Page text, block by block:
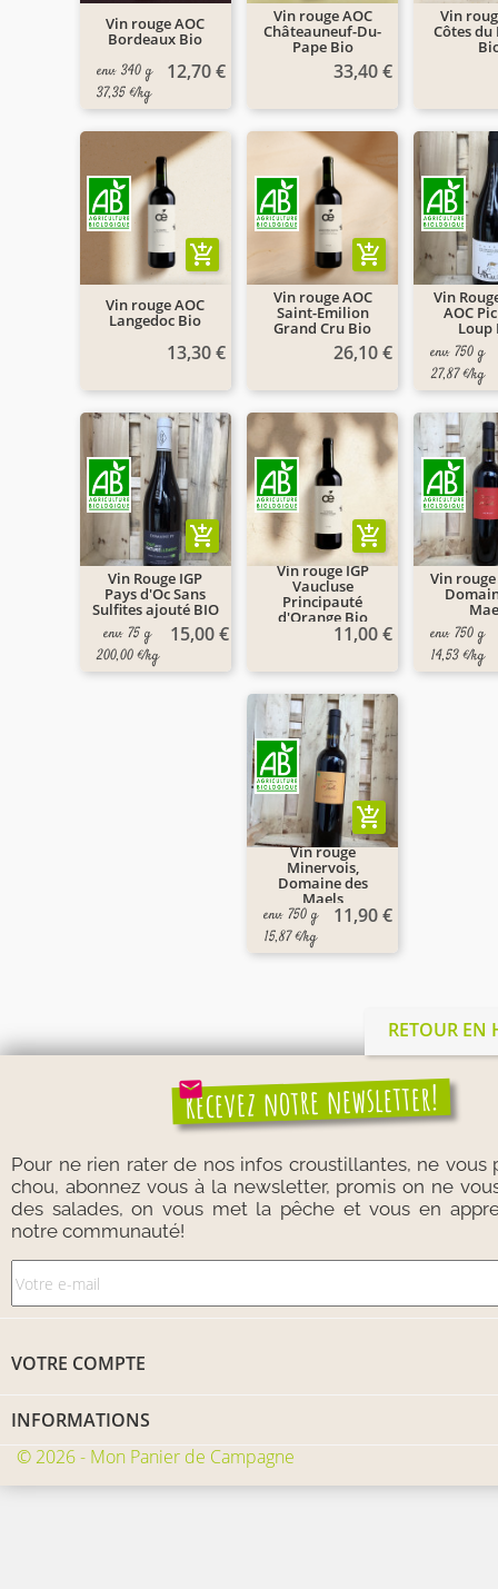
Vin rouge AOC
Bordeaux Bio
env. 340 g
37,35 €/kg
12,70 €
Vin rouge AOC
Châteauneuf-Du-
Pape Bio
33,40 €
Vin
Côtes du
Vin rouge AOC
Langedoc Bio
add_shopping_cart
13,30 €
Vin rouge AOC
Saint-Emilion
Grand Cru Bio
add_shopping_cart
26,10 €
Vin
AOC
Loup
env. 750 g
27,87 €/kg
Vin Rouge IGP
Pays d'Oc Sans
Sulfites ajouté BIO
add_shopping_cart
env. 75 g
200,00 €/kg
15,00 €
Vin rouge IGP
Vaucluse
Principauté
d'Orange Bio
add_shopping_cart
11,00 €
Vin
env. 750 g
14,53 €/kg
Vin rouge
Minervois,
Domaine des
Maels
add_shopping_cart
env. 750 g
15,87 €/kg
11,90 €
RETOUR EN
mail
Recevez notre newsletter!
Pour ne rien rater de nos infos croustillantes, ne vous
chou, abonnez vous à la newsletter, promis on ne
des salades, on vous met la pêche et vous en
notre communauté!
VOTRE COMPTE
INFORMATIONS
© 2026 - Mon Panier de Campagne